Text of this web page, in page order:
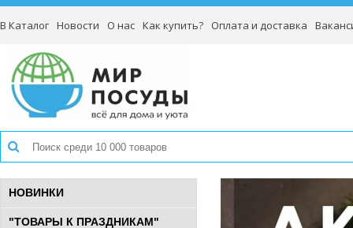
В Каталог Новости О нас Как купить? Оплата и доставка
НОВИНКИ
"ТОВАРЫ К ПРАЗДНИКАМ"